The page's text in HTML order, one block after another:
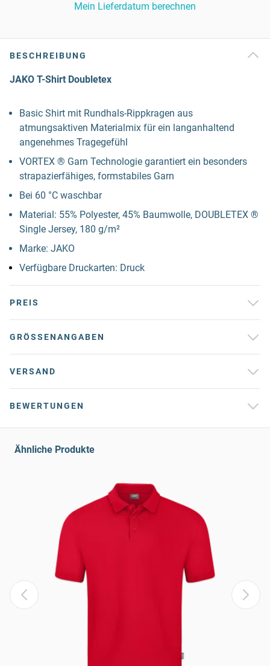
Mein Lieferdatum berechnen
BESCHREIBUNG
JAKO T-Shirt Doubletex
Basic Shirt mit Rundhals-Rippkragen aus
atmungsaktiven Materialmix für ein langanhaltend
angenehmes Tragegefühl
VORTEX ® Garn Technologie garantiert ein besonders
strapazierfähiges, formstabiles Garn
Bei 60 °C waschbar
Material: 55% Polyester, 45% Baumwolle, DOUBLETEX ®
Single Jersey, 180 g/m²
Marke: JAKO
Verfügbare Druckarten: Druck
PREIS
GRÖSSENANGABEN
VERSAND
BEWERTUNGEN
Ähnliche Produkte